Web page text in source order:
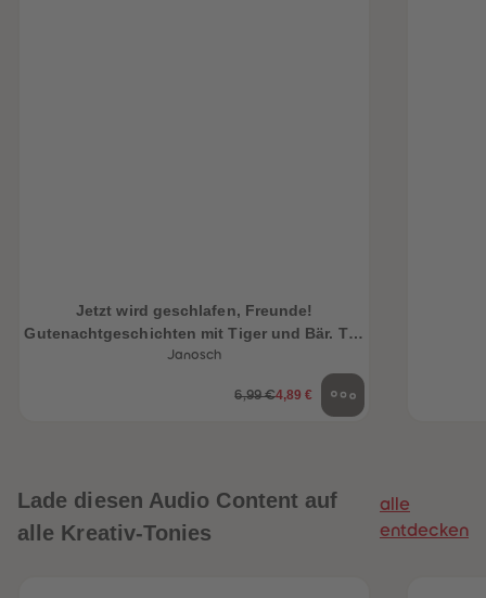
Jetzt wird geschlafen, Freunde!
Gutenachtgeschichten mit Tiger und Bär. Teil
1
Janosch
6,99 €4,89 €
Lade diesen Audio Content auf
alle Kreativ-Tonies
alle
entdecken